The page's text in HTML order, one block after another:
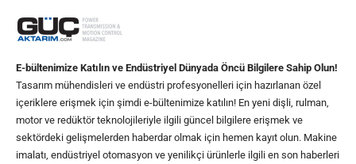
E-bültenimize Katılın ve Endüstriyel Dünyada Öncü Bilgilere Sahip Olun!
Tasarım mühendisleri ve endüstri profesyonelleri için hazırlanan özel
içeriklere erişmek için şimdi e-bültenimize katılın! En yeni dişli, rulman,
motor ve redüktör teknolojileriyle ilgili güncel bilgilere erişmek ve
sektördeki gelişmelerden haberdar olmak için hemen kayıt olun. Makine
imalatı, endüstriyel otomasyon ve yenilikçi ürünlerle ilgili en son haberleri